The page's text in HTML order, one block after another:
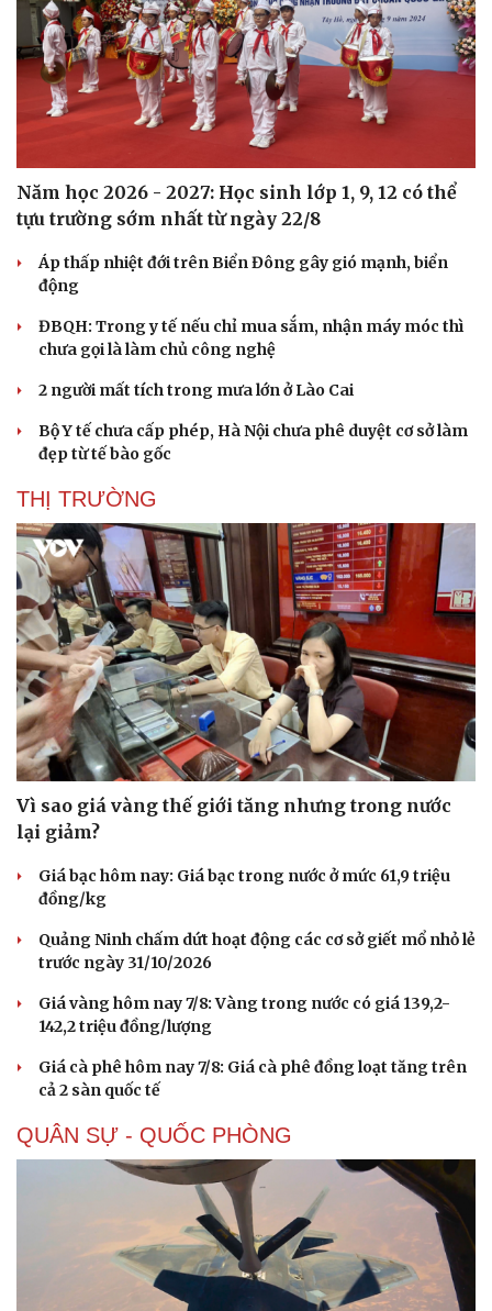
Doanh nghiệp
Doanh nghiệp 24h
Doanh nhân
Vì cộng đồng
Công nghệ
Tin Công nghệ
Năm học 2026 - 2027: Học sinh lớp 1, 9, 12 có thể
tựu trường sớm nhất từ ngày 22/8
Áp thấp nhiệt đới trên Biển Đông gây gió mạnh, biển
động
ĐBQH: Trong y tế nếu chỉ mua sắm, nhận máy móc thì
chưa gọi là làm chủ công nghệ
2 người mất tích trong mưa lớn ở Lào Cai
Bộ Y tế chưa cấp phép, Hà Nội chưa phê duyệt cơ sở làm
đẹp từ tế bào gốc
THỊ TRƯỜNG
Vì sao giá vàng thế giới tăng nhưng trong nước
lại giảm?
Giá bạc hôm nay: Giá bạc trong nước ở mức 61,9 triệu
đồng/kg
Quảng Ninh chấm dứt hoạt động các cơ sở giết mổ nhỏ lẻ
trước ngày 31/10/2026
Giá vàng hôm nay 7/8: Vàng trong nước có giá 139,2-
142,2 triệu đồng/lượng
Giá cà phê hôm nay 7/8: Giá cà phê đồng loạt tăng trên
cả 2 sàn quốc tế
QUÂN SỰ - QUỐC PHÒNG